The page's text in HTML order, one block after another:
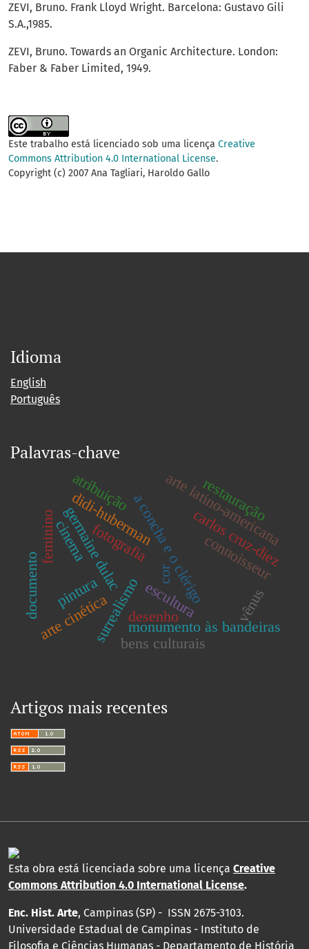
ZEVI, Bruno. Frank Lloyd Wright. Barcelona: Gustavo Gili
S.A.,1985.
ZEVI, Bruno. Towards an Organic Architecture. London:
Faber & Faber Limited, 1949.
Este trabalho está licenciado sob uma licença Creative
Commons Attribution 4.0 International License.
Copyright (c) 2007 Ana Tagliari, Haroldo Gallo
Idioma
English
Português
Palavras-chave
surrealismo
cinema
germaine dulaca concha e o clérigocarlos cruz-diez
arte latino-americana
arte cinética
cor
escultura
monumento às bandeiras
didi-huberman
vênus
feminino connoisseur
fotografia
pintura
atribuição
documento desenho
restauração
bens culturais
Artigos mais recentes
Esta obra está licenciada sobre uma licença Creative
Commons Attribution 4.0 International License.
Enc. Hist. Arte, Campinas (SP) - ISSN 2675-3103.
Universidade Estadual de Campinas - Instituto de
Filosofia e Ciências Humanas - Departamento de História